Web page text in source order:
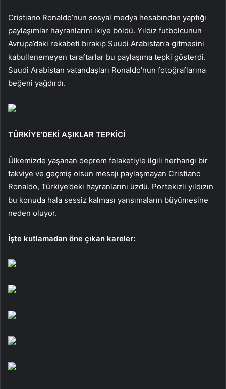
Cristiano Ronaldo’nun sosyal medya hesabından yaptığı
paylaşımlar hayranlarını ikiye böldü. Yıldız futbolcunun
Avrupa’daki rekabeti bırakıp Suudi Arabistan’a gitmesini
kabullenemeyen taraftarlar bu paylaşıma tepki gösterdi.
Suudi Arabistan vatandaşları Ronaldo’nun fotoğraflarına
beğeni yağdırdı.
TÜRKİYE’DEKİ AŞIKLAR TEPKİCİ
Ülkemizde yaşanan deprem felaketiyle ilgili herhangi bir
takviye ve geçmiş olsun mesajı paylaşmayan Cristiano
Ronaldo, Türkiye’deki hayranlarını üzdü. Portekizli yıldızın
bu konuda hala sessiz kalması yansımaların büyümesine
neden oluyor.
İşte kutlamadan öne çıkan kareler: